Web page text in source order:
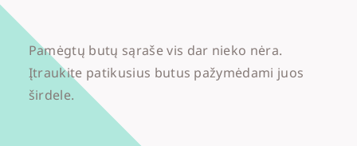
Rinktis
Apie Projektą
Pamėgtų butų sąraše vis dar nieko nėra.
Įtraukite patikusius butus pažymėdami juos
širdele.